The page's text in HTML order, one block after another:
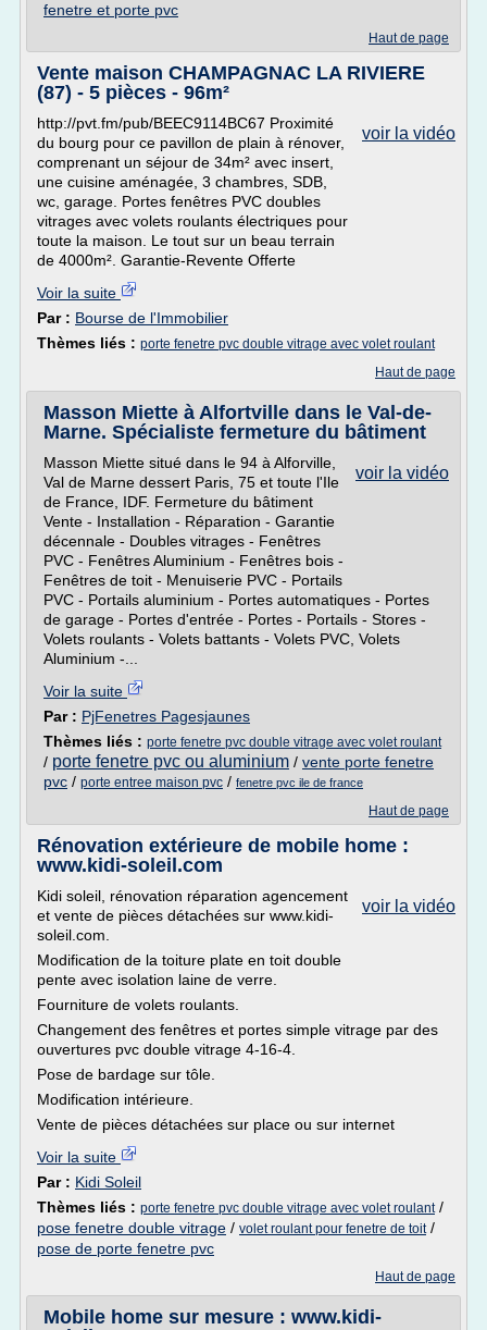
fenetre et porte pvc
Haut de page
Vente maison CHAMPAGNAC LA RIVIERE
(87) - 5 pièces - 96m²
voir la vidéo
http://pvt.fm/pub/BEEC9114BC67 Proximité
du bourg pour ce pavillon de plain à rénover,
comprenant un séjour de 34m² avec insert,
une cuisine aménagée, 3 chambres, SDB,
wc, garage. Portes fenêtres PVC doubles
vitrages avec volets roulants électriques pour
toute la maison. Le tout sur un beau terrain
de 4000m². Garantie-Revente Offerte
Voir la suite
Par : Bourse de l'Immobilier
Thèmes liés : porte fenetre pvc double vitrage avec volet roulant
Haut de page
Masson Miette à Alfortville dans le Val-de-
Marne. Spécialiste fermeture du bâtiment
voir la vidéo
Masson Miette situé dans le 94 à Alforville,
Val de Marne dessert Paris, 75 et toute l'Ile
de France, IDF. Fermeture du bâtiment
Vente - Installation - Réparation - Garantie
décennale - Doubles vitrages - Fenêtres
PVC - Fenêtres Aluminium - Fenêtres bois -
Fenêtres de toit - Menuiserie PVC - Portails
PVC - Portails aluminium - Portes automatiques - Portes
de garage - Portes d'entrée - Portes - Portails - Stores -
Volets roulants - Volets battants - Volets PVC, Volets
Aluminium -...
Voir la suite
Par : PjFenetres Pagesjaunes
Thèmes liés : porte fenetre pvc double vitrage avec volet roulant
/ porte fenetre pvc ou aluminium / vente porte fenetre
pvc / porte entree maison pvc / fenetre pvc ile de france
Haut de page
Rénovation extérieure de mobile home :
www.kidi-soleil.com
voir la vidéo
Kidi soleil, rénovation réparation agencement
et vente de pièces détachées sur www.kidi-
soleil.com.
Modification de la toiture plate en toit double
pente avec isolation laine de verre.
Fourniture de volets roulants.
Changement des fenêtres et portes simple vitrage par des
ouvertures pvc double vitrage 4-16-4.
Pose de bardage sur tôle.
Modification intérieure.
Vente de pièces détachées sur place ou sur internet
Voir la suite
Par : Kidi Soleil
Thèmes liés : porte fenetre pvc double vitrage avec volet roulant/
pose fenetre double vitrage / volet roulant pour fenetre de toit/
pose de porte fenetre pvc
Haut de page
Mobile home sur mesure : www.kidi-